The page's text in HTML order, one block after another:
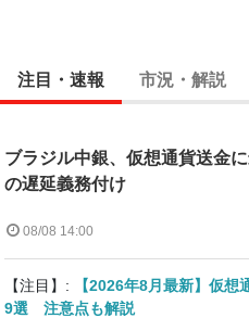
注目・速報 市況・解説
ブラジル中銀、仮想通貨送金
の遅延義務付け
08/08 14:00
【注目】:
【2026年8月最新】仮
9選 注意点も解説